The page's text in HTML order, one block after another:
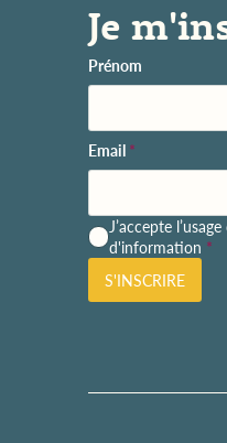
Je
Prénom
Email *
P
o
l
t
e
J’accepte
d'information *
S'INSCRIRE